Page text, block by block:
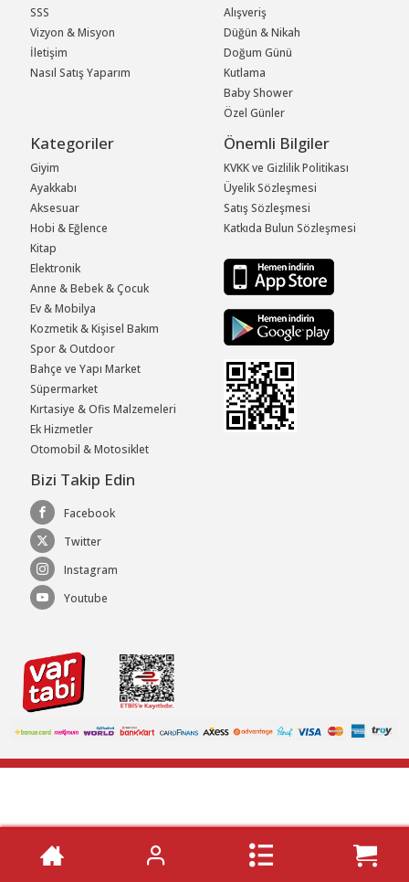
SSS
Vizyon & Misyon
İletişim
Nasıl Satış Yaparım
Alışveriş
Düğün & Nikah
Doğum Günü
Kutlama
Baby Shower
Özel Günler
Kategoriler
Giyim
Ayakkabı
Aksesuar
Hobi & Eğlence
Kitap
Elektronik
Anne & Bebek & Çocuk
Ev & Mobilya
Kozmetik & Kişisel Bakım
Spor & Outdoor
Bahçe ve Yapı Market
Süpermarket
Kırtasiye & Ofis Malzemeleri
Ek Hizmetler
Otomobil & Motosiklet
Önemli Bilgiler
KVKK ve Gizlilik Politikası
Üyelik Sözleşmesi
Satış Sözleşmesi
Katkıda Bulun Sözleşmesi
Bizi Takip Edin
Facebook
Twitter
Instagram
Youtube